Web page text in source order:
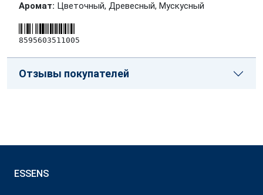
Аромат: Цветочный, Древесный, Мускусный
8595603511005
Отзывы покупателей
ESSENS